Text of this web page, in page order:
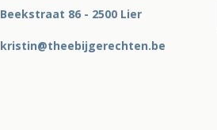
Beekstraat 86 - 2500 Lier
kristin@theebijgerechten.be